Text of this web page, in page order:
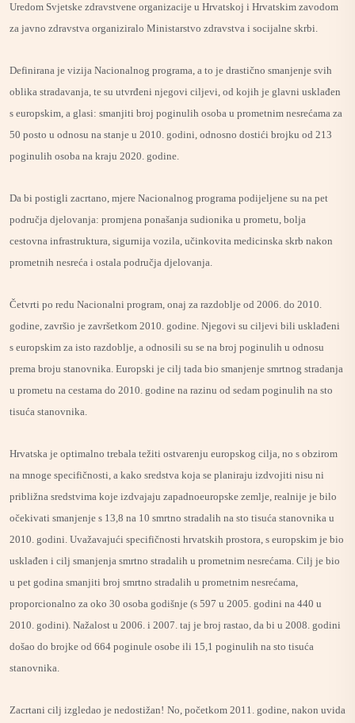
Uredom Svjetske zdravstvene organizacije u Hrvatskoj i Hrvatskim zavodom
za javno zdravstva organiziralo Ministarstvo zdravstva i socijalne skrbi.
Definirana je vizija Nacionalnog programa, a to je drastično smanjenje svih
oblika stradavanja, te su utvrđeni njegovi ciljevi, od kojih je glavni usklađen
s europskim, a glasi: smanjiti broj poginulih osoba u prometnim nesrećama za
50 posto u odnosu na stanje u 2010. godini, odnosno dostići brojku od 213
poginulih osoba na kraju 2020. godine.
Da bi postigli zacrtano, mjere Nacionalnog programa podijeljene su na pet
područja djelovanja: promjena ponašanja sudionika u prometu, bolja
cestovna infrastruktura, sigurnija vozila, učinkovita medicinska skrb nakon
prometnih nesreća i ostala područja djelovanja.
Četvrti po redu Nacionalni program, onaj za razdoblje od 2006. do 2010.
godine, završio je završetkom 2010. godine. Njegovi su ciljevi bili usklađeni
s europskim za isto razdoblje, a odnosili su se na broj poginulih u odnosu
prema broju stanovnika. Europski je cilj tada bio smanjenje smrtnog stradanja
u prometu na cestama do 2010. godine na razinu od sedam poginulih na sto
tisuća stanovnika.
Hrvatska je optimalno trebala težiti ostvarenju europskog cilja, no s obzirom
na mnoge specifičnosti, a kako sredstva koja se planiraju izdvojiti nisu ni
približna sredstvima koje izdvajaju zapadnoeuropske zemlje, realnije je bilo
očekivati smanjenje s 13,8 na 10 smrtno stradalih na sto tisuća stanovnika u
2010. godini. Uvažavajući specifičnosti hrvatskih prostora, s europskim je bio
usklađen i cilj smanjenja smrtno stradalih u prometnim nesrećama. Cilj je bio
u pet godina smanjiti broj smrtno stradalih u prometnim nesrećama,
proporcionalno za oko 30 osoba godišnje (s 597 u 2005. godini na 440 u
2010. godini). Nažalost u 2006. i 2007. taj je broj rastao, da bi u 2008. godini
došao do brojke od 664 poginule osobe ili 15,1 poginulih na sto tisuća
stanovnika.
Zacrtani cilj izgledao je nedostižan! No, početkom 2011. godine, nakon uvida